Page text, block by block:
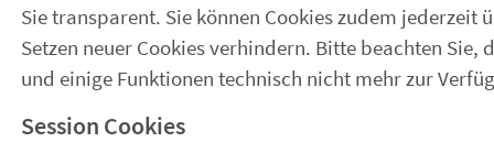
Sie transparent. Sie können Cookies zudem
Setzen neuer Cookies verhindern. Bitte beachten
und einige Funktionen technisch nicht mehr zur
Session Cookies